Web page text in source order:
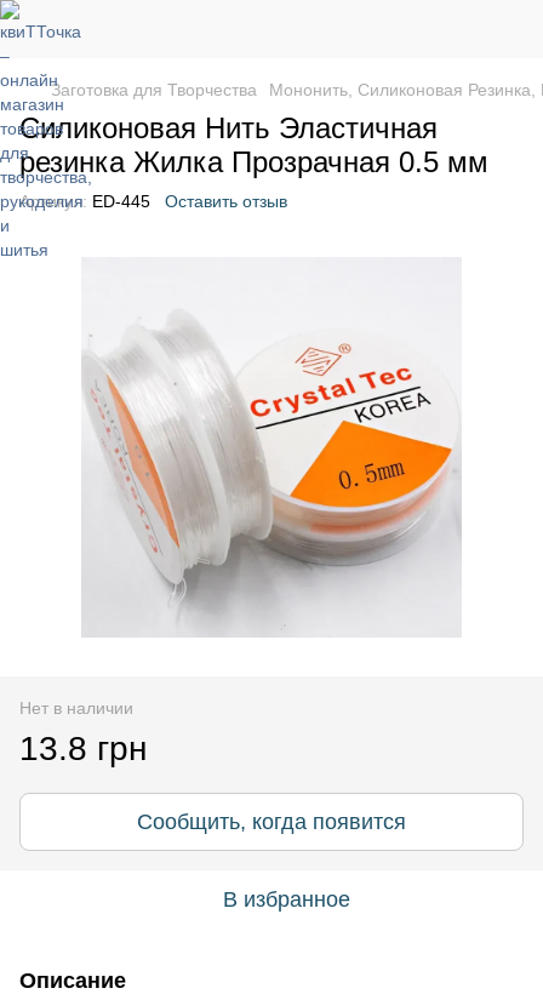
Заготовка для Творчества Мононить, Силиконовая Резинка,
Силиконовая Нить Эластичная
резинка Жилка Прозрачная 0.5 мм
Артикул: ED-445 Оставить отзыв
Нет в наличии
13.8 грн
Сообщить, когда появится
В избранное
Описание